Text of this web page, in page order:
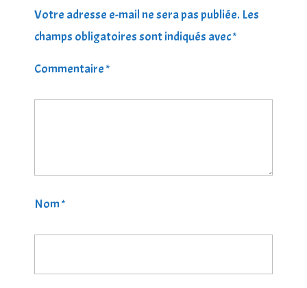
Votre adresse e-mail ne sera pas publiée. Les
champs obligatoires sont indiqués avec*
Commentaire*
Nom*